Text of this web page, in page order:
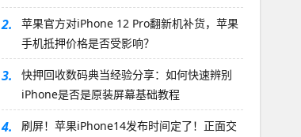
2.
苹果官方对iPhone 12 Pro翻新机补货，苹果
手机抵押价格是否受影响？
3.
快押回收数码典当经验分享：如何快速辨别
iPhone是否是原装屏幕基础教程
4.
刷屏！苹果iPhone14发布时间定了！正面交